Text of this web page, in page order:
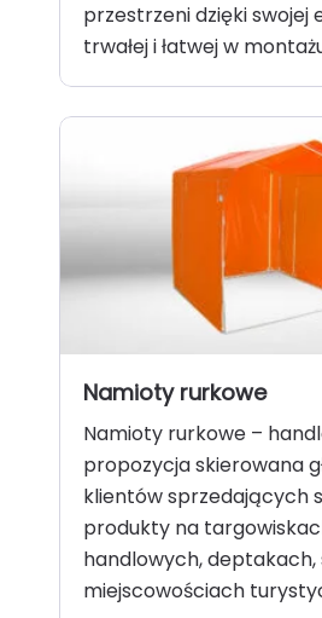
przestrzeni dzięki swojej
trwałej i łatwej w
Namioty rurkowe
Namioty rurkowe –
propozycja skierowana
klientów sprzedających
produkty na
handlowych,
miejscowościach